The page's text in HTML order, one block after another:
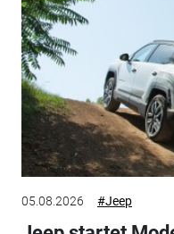
05.08.2026 #Jeep